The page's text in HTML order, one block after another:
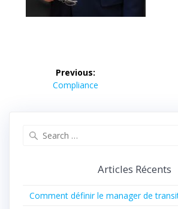
Previous:
Compliance
Articles Récents
Comment définir le manager de